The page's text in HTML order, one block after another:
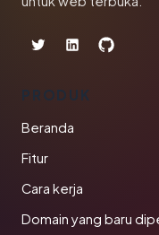
PRODUK
Beranda
Fitur
Cara kerja
Domain yang baru